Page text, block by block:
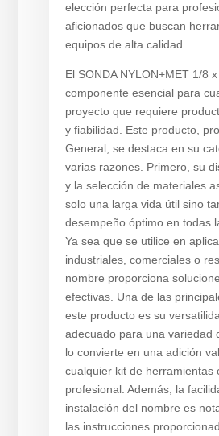
elección perfecta para
aficionados que buscan
equipos de alta calidad.
El SONDA NYLON+MET 1/8
componente esencial para
proyecto que requiere
y fiabilidad. Este producto,
General, se destaca en su
varias razones. Primero, su
y la selección de materiales
solo una larga vida útil sino
desempeño óptimo en todas
Ya sea que se utilice en
industriales, comerciales o
nombre proporciona
efectivas. Una de las
este producto es su
adecuado para una variedad
lo convierte en una adición
cualquier kit de herramientas
profesional. Además, la
instalación del nombre es
las instrucciones